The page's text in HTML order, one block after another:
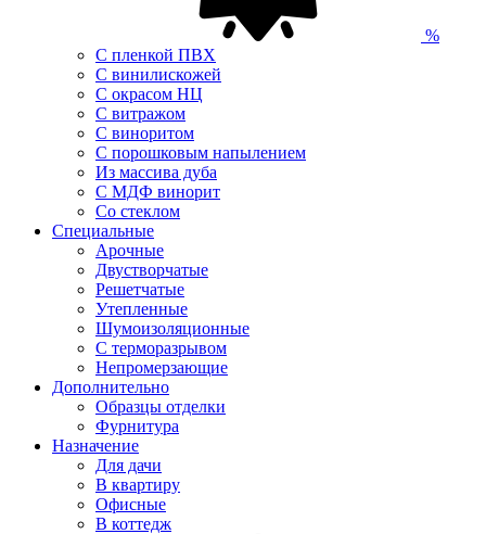
%
С пленкой ПВХ
С винилискожей
С окрасом НЦ
С витражом
С виноритом
С порошковым напылением
Из массива дуба
С МДФ винорит
Со стеклом
Специальные
Арочные
Двустворчатые
Решетчатые
Утепленные
Шумоизоляционные
С терморазрывом
Непромерзающие
Дополнительно
Образцы отделки
Фурнитура
Назначение
Для дачи
В квартиру
Офисные
В коттедж